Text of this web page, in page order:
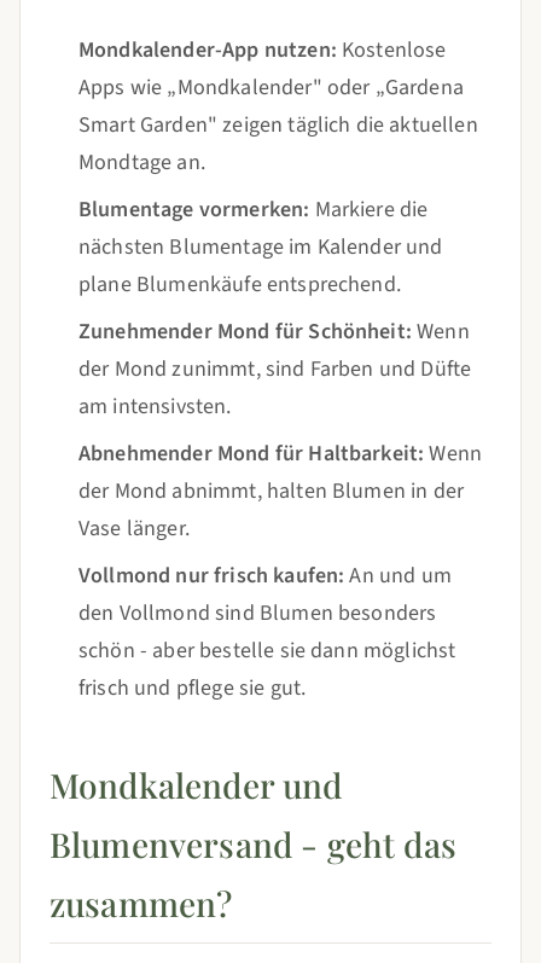
Mondkalender-App nutzen: Kostenlose
Apps wie „Mondkalender" oder „Gardena
Smart Garden" zeigen täglich die aktuellen
Mondtage an.
Blumentage vormerken: Markiere die
nächsten Blumentage im Kalender und
plane Blumenkäufe entsprechend.
Zunehmender Mond für Schönheit: Wenn
der Mond zunimmt, sind Farben und Düfte
am intensivsten.
Abnehmender Mond für Haltbarkeit: Wenn
der Mond abnimmt, halten Blumen in der
Vase länger.
Vollmond nur frisch kaufen: An und um
den Vollmond sind Blumen besonders
schön - aber bestelle sie dann möglichst
frisch und pflege sie gut.
Mondkalender und
Blumenversand - geht das
zusammen?